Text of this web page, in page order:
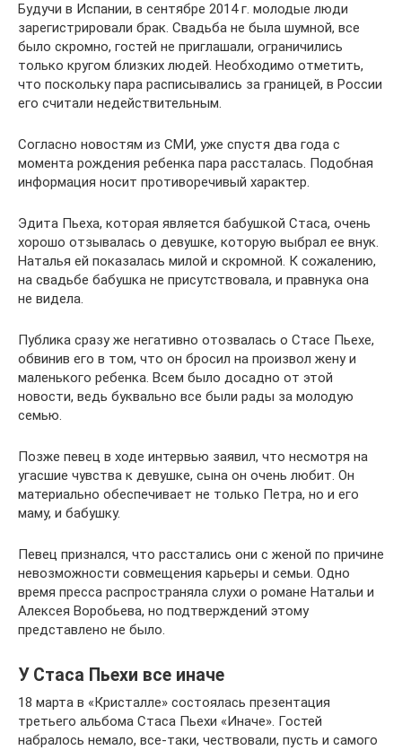
Будучи в Испании, в сентябре 2014 г. молодые люди
зарегистрировали брак. Свадьба не была шумной, все
было скромно, гостей не приглашали, ограничились
только кругом близких людей. Необходимо отметить,
что поскольку пара расписывались за границей, в России
его считали недействительным.
Согласно новостям из СМИ, уже спустя два года с
момента рождения ребенка пара рассталась. Подобная
информация носит противоречивый характер.
Эдита Пьеха, которая является бабушкой Стаса, очень
хорошо отзывалась о девушке, которую выбрал ее внук.
Наталья ей показалась милой и скромной. К сожалению,
на свадьбе бабушка не присутствовала, и правнука она
не видела.
Публика сразу же негативно отозвалась о Стасе Пьехе,
обвинив его в том, что он бросил на произвол жену и
маленького ребенка. Всем было досадно от этой
новости, ведь буквально все были рады за молодую
семью.
Позже певец в ходе интервью заявил, что несмотря на
угасшие чувства к девушке, сына он очень любит. Он
материально обеспечивает не только Петра, но и его
маму, и бабушку.
Певец признался, что расстались они с женой по причине
невозможности совмещения карьеры и семьи. Одно
время пресса распространяла слухи о романе Натальи и
Алексея Воробьева, но подтверждений этому
представлено не было.
У Стаса Пьехи все иначе
18 марта в «Кристалле» состоялась презентация
третьего альбома Стаса Пьехи «Иначе». Гостей
набралось немало, все-таки, чествовали, пусть и самого